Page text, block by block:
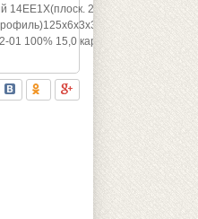
14ЕЕ1Х(плоск. 2-
100% 15,0 карат